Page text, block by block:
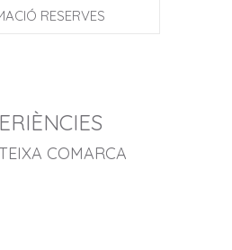
RESERVES
COMARCA